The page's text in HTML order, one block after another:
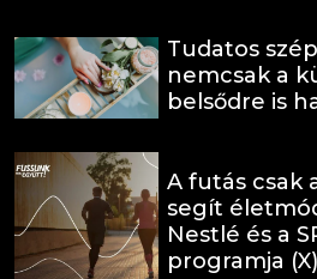
Tudatos
nemcsak a
belsődre is
A futás csak
segít
Nestlé és a
programja (X)